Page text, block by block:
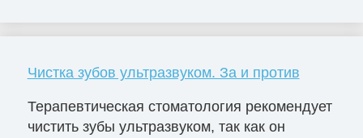
Чистка зубов ультразвуком. За и против
Терапевтическая стоматология рекомендует
чистить зубы ультразвуком, так как он